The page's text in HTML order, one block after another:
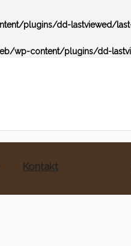
plugins/dd-lastviewed/
wp-content/plugins/dd-
Kontakt